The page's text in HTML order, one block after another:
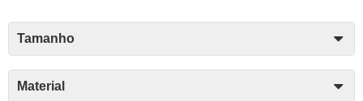
Tamanho
Material